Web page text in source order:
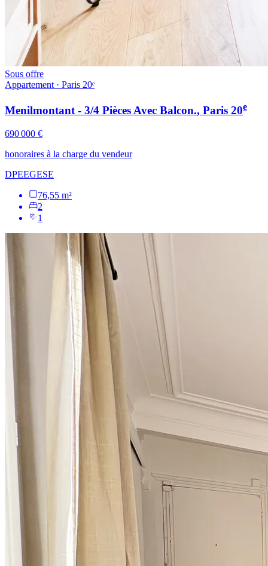
Sous offre
Appartement · Paris 20ᵉ
Menilmontant - 3/4 Pièces Avec Balcon., Paris 20e
690 000 €
honoraires à la charge du vendeur
DPEEGESE
76,55 m²
2
1